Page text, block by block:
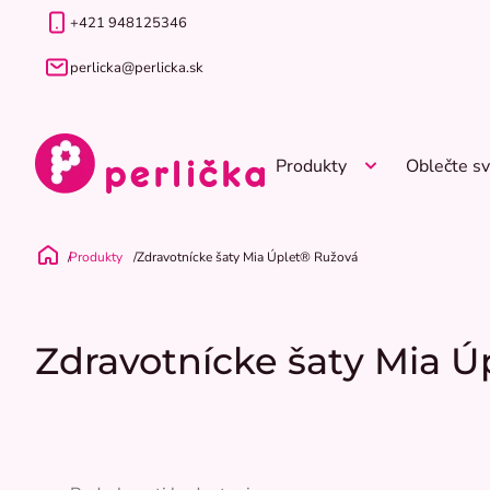
+421 948125346
perlicka@perlicka.sk
Produkty Oblečte
Domov
Produkty Zdravotnícke šaty Mia Úplet® Ružová
Zdravotnícke šaty Mia